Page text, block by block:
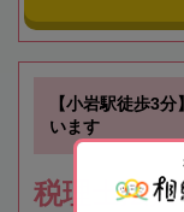
【小岩駅徒歩3
います
税理士法